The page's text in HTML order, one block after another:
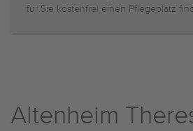
für Sie kostenfrei einen Pflegeplatz
Altenheim